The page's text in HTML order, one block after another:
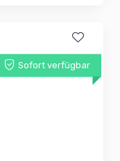
Sofort verfügbar